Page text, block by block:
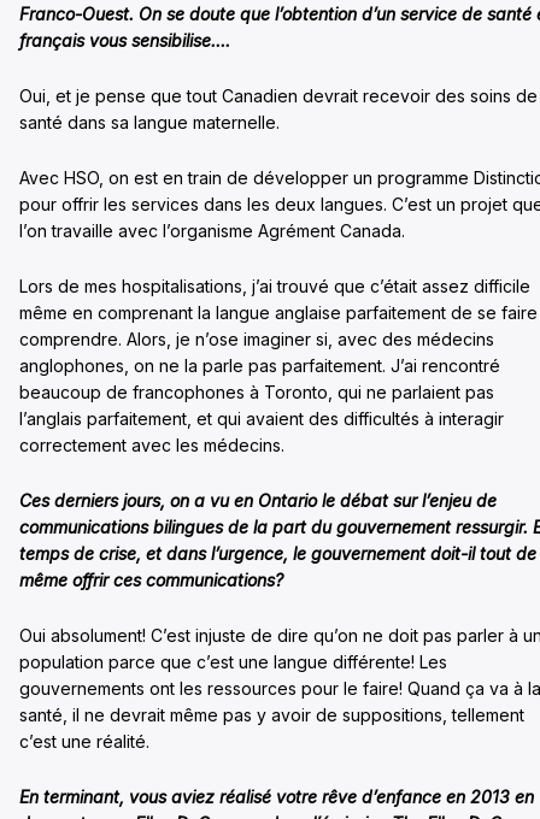
Franco-Ouest. On se doute que l’obtention d’un service de santé
français vous sensibilise….
Oui, et je pense que tout Canadien devrait recevoir des soins de
santé dans sa langue maternelle.
Avec HSO, on est en train de développer un programme
pour offrir les services dans les deux langues. C’est un projet
l’on travaille avec l’organisme Agrément Canada.
Lors de mes hospitalisations, j’ai trouvé que c’était assez difficile
même en comprenant la langue anglaise parfaitement de se faire
comprendre. Alors, je n’ose imaginer si, avec des médecins
anglophones, on ne la parle pas parfaitement. J’ai rencontré
beaucoup de francophones à Toronto, qui ne parlaient pas
l’anglais parfaitement, et qui avaient des difficultés à interagir
correctement avec les médecins.
Ces derniers jours, on a vu en Ontario le débat sur l’enjeu de
communications bilingues de la part du gouvernement ressurgir.
temps de crise, et dans l’urgence, le gouvernement doit-il tout de
même offrir ces communications?
Oui absolument! C’est injuste de dire qu’on ne doit pas parler à
population parce que c’est une langue différente! Les
gouvernements ont les ressources pour le faire! Quand ça va à la
santé, il ne devrait même pas y avoir de suppositions, tellement
c’est une réalité.
En terminant, vous aviez réalisé votre rêve d’enfance en 2013 en